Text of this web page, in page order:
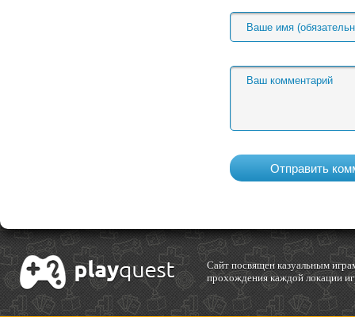
Cайт посвящен казуальным
прохождения каждой локации